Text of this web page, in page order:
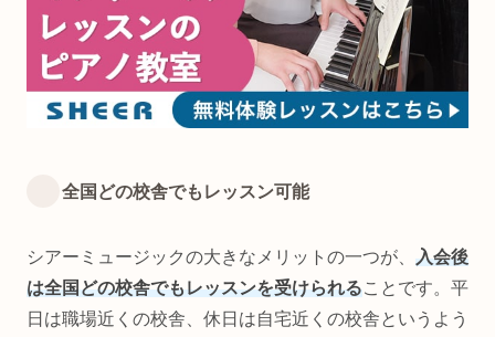
全国どの校舎でもレッスン可能
シアーミュージックの大きなメリットの一つが、 入会後
は全国どの校舎でもレッスンを受けられることです。平
日は職場近くの校舎、休日は自宅近くの校舎というよう